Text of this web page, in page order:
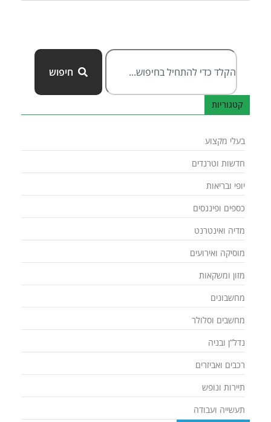
חיפוש
קטגוריות
בעלי מקצוע
חדשות וטרנדים
יופי ובריאות
כספים ופיננסים
מדיה ואינטרנט
מוסיקה ואירועים
מזון ומשקאות
מחשבונים
מחשבים וסלולר
נדל”ן ובניה
רכבים ואביזרים
תיירות ונופש
תעשייה ועבודה